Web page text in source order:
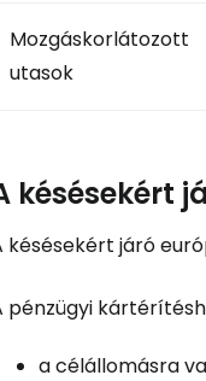
Mozgáskorlátozott
utasok
késésekért
késésekért járó
pénzügyi
a célállomásra